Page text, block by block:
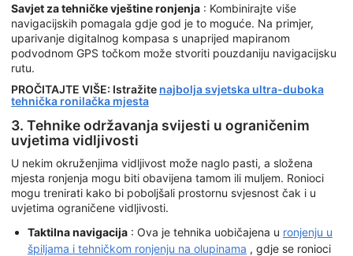
Savjet za tehničke vještine ronjenja : Kombinirajte više
navigacijskih pomagala gdje god je to moguće. Na primjer,
uparivanje digitalnog kompasa s unaprijed mapiranom
podvodnom GPS točkom može stvoriti pouzdaniju navigacijsku
rutu.
PROČITAJTE VIŠE: Istražite najbolja svjetska ultra-duboka
tehnička ronilačka mjesta
3. Tehnike održavanja svijesti u ograničenim
uvjetima vidljivosti
U nekim okruženjima vidljivost može naglo pasti, a složena
mjesta ronjenja mogu biti obavijena tamom ili muljem. Ronioci
mogu trenirati kako bi poboljšali prostornu svjesnost čak i u
uvjetima ograničene vidljivosti.
Taktilna navigacija : Ova je tehnika uobičajena u ronjenju u
špiljama i tehničkom ronjenju na olupinama , gdje se ronioci